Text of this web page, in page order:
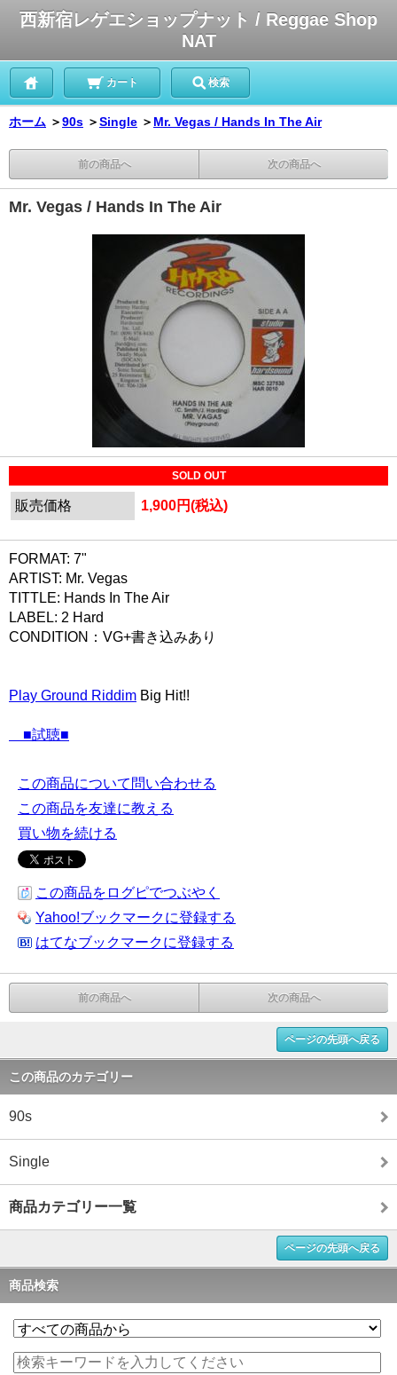
西新宿レゲエショップナット / Reggae Shop
NAT
カート 検索
ホーム ＞90s ＞Single ＞ Mr. Vegas / Hands In The Air
前の商品へ 次の商品へ
Mr. Vegas / Hands In The Air
SOLD OUT
販売価格 1,900円(税込)
FORMAT: 7"
ARTIST: Mr. Vegas
TITTLE: Hands In The Air
LABEL: 2 Hard
CONDITION：VG+書き込みあり
Play Ground Riddim Big Hit!!
■試聴■
この商品について問い合わせる
この商品を友達に教える
買い物を続ける
この商品をログピでつぶやく
Yahoo!ブックマークに登録する
はてなブックマークに登録する
前の商品へ 次の商品へ
ページの先頭へ戻る
この商品のカテゴリー
90s
Single
商品カテゴリー一覧
ページの先頭へ戻る
商品検索